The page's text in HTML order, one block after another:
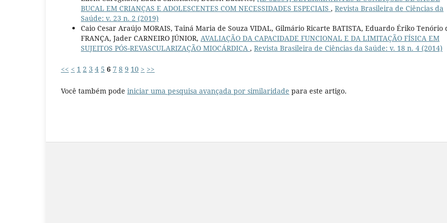
BUCAL EM CRIANÇAS E ADOLESCENTES COM NECESSIDADES ESPECIAIS , Revista Brasileira de Ciências da
Saúde: v. 23 n. 2 (2019)
Caio Cesar Araújo MORAIS, Tainá Maria de Souza VIDAL, Gilmário Ricarte BATISTA, Eduardo Ériko Tenório
FRANÇA, Jader CARNEIRO JÚNIOR, AVALIAÇÃO DA CAPACIDADE FUNCIONAL E DA LIMITAÇÃO FÍSICA EM
SUJEITOS PÓS-REVASCULARIZAÇÃO MIOCÁRDICA , Revista Brasileira de Ciências da Saúde: v. 18 n. 4 (2014)
<< < 1 2 3 4 5 6 7 8 9 10 > >>
Você também pode iniciar uma pesquisa avançada por similaridade para este artigo.